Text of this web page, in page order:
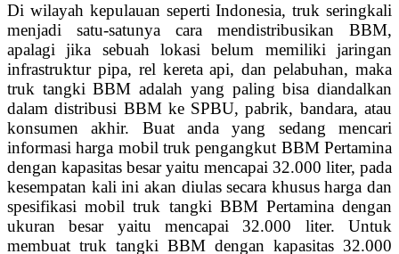
Di wilayah kepulauan seperti Indonesia, truk seringkali
menjadi satu-satunya cara mendistribusikan BBM,
apalagi jika sebuah lokasi belum memiliki jaringan
infrastruktur pipa, rel kereta api, dan pelabuhan, maka
truk tangki BBM adalah yang paling bisa diandalkan
dalam distribusi BBM ke SPBU, pabrik, bandara, atau
konsumen akhir. Buat anda yang sedang mencari
informasi harga mobil truk pengangkut BBM Pertamina
dengan kapasitas besar yaitu mencapai 32.000 liter, pada
kesempatan kali ini akan diulas secara khusus harga dan
spesifikasi mobil truk tangki BBM Pertamina dengan
ukuran besar yaitu mencapai 32.000 liter. Untuk
membuat truk tangki BBM dengan kapasitas 32.000